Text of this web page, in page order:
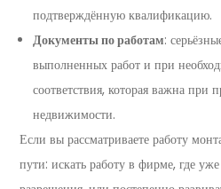
подтверждённую квалификацию.
Документы по работам:
выполненных работ и при
соответствия, которая важна при
недвижимости.
Если вы рассматриваете работу
пути: искать работу в фирме, где